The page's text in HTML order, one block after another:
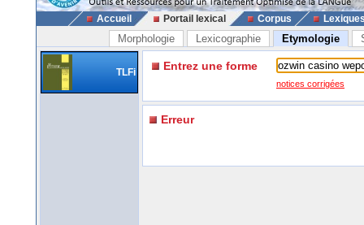
Accueil Portail lexical Corpus
Morphologie Lexicographie Etymologie
TLFi Entrez une forme
notices corrigées
Erreur